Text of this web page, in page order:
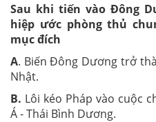
Sau khi tiến vào Đông
hiệp ước phòng thủ
mục đích
A. Biến Đông Dương trở
Nhật.
B. Lôi kéo Pháp vào cuộc
Á - Thái Bình Dương.